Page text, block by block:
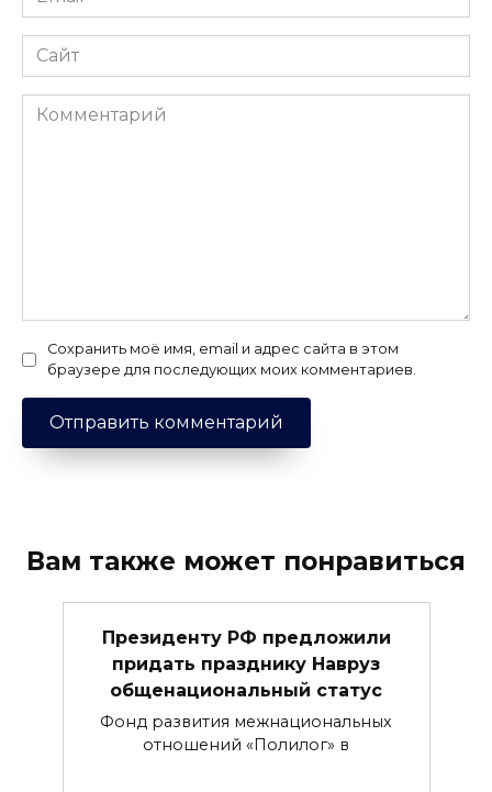
*
Сайт
Комментарий
Сохранить моё имя, email и адрес сайта в этом
браузере для последующих моих комментариев.
Вам также может понравиться
Президенту РФ предложили
придать празднику Навруз
общенациональный статус
Фонд развития межнациональных
отношений «Полилог» в